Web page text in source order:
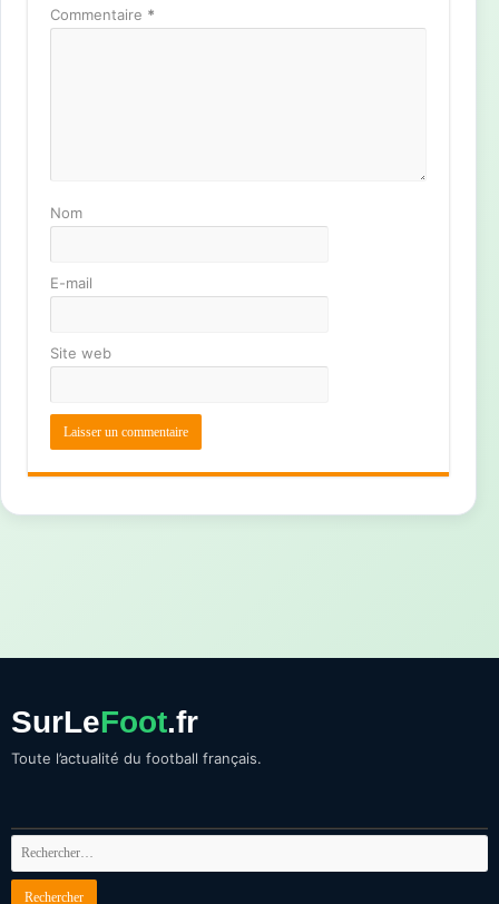
Commentaire *
Nom
E-mail
Site web
SurLeFoot.fr
Toute l’actualité du football français.